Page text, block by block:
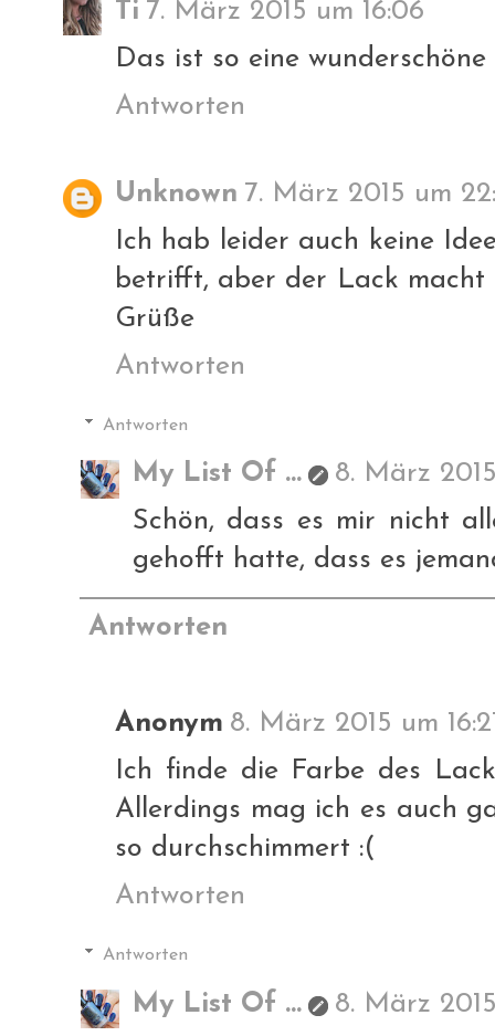
Ti 7. März 2015 um 16:06
Das ist so eine
Antworten
Unknown 7. März 2015 um
Ich hab leider auch keine
betrifft, aber der Lack macht
Grüße
Antworten
Antworten
My List Of ...
8. März
Schön, dass es mir nicht
gehofft hatte, dass es
Antworten
Anonym 8. März 2015 um
Ich finde die Farbe des
Allerdings mag ich es auch
so durchschimmert :(
Antworten
Antworten
My List Of ...
8. März